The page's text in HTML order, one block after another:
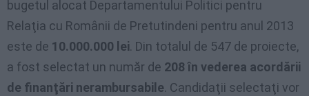
bugetul alocat Departamentului Politici pentru
Relaţia cu Românii de Pretutindeni pentru anul 2013
este de 10.000.000 lei. Din totalul de 547 de proiecte,
a fost selectat un număr de 208 în vederea acordării
de finanţări nerambursabile. Candidaţii selectaţi vor